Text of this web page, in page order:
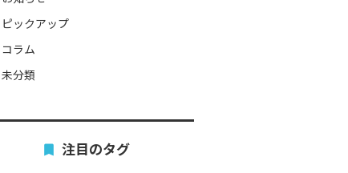
ピックアップ
コラム
未分類
注目のタグ